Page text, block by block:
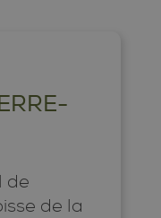
de
de la